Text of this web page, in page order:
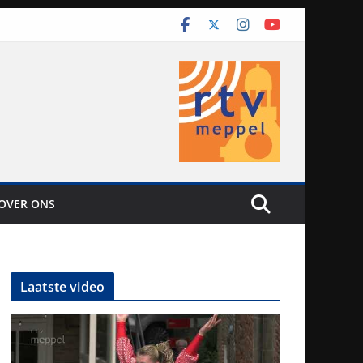
ONS
Laatste video